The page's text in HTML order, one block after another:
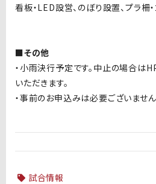
看板・LED設営、のぼり設置、プラ柵
■その他
・小雨決行予定です。中止の場合は
いただきます。
・事前のお申込みは必要ございません
試合情報